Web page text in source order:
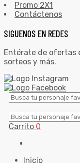
Promo 2X1
Contáctenos
SIGUENOS EN REDES
Entérate de ofertas
sorteos y más.
Carrito 0
Inicio